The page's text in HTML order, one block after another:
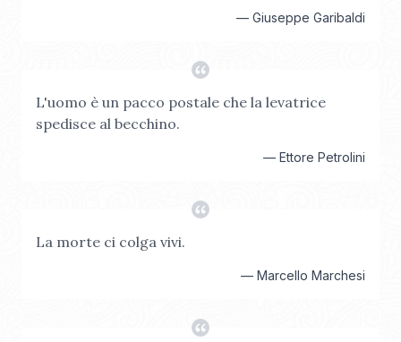
— Giuseppe Garibaldi
L'uomo è un pacco postale che la levatrice
spedisce al becchino.
— Ettore Petrolini
La morte ci colga vivi.
— Marcello Marchesi